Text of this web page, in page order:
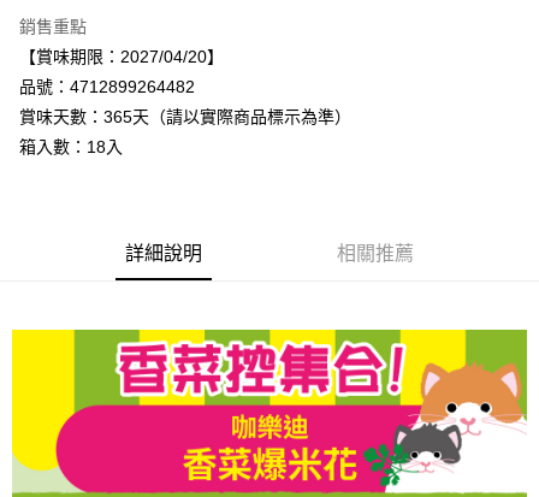
Google Pay
全盈+PAY
AFTEE先享後付
相關說明
１．簡單：不需註冊會員、不需綁卡、不需儲值。
２．便利：只要手機號碼，簡訊認證，即可結帳。
３．安心：先確認商品／服務後，再付款。
【「AFTEE先享後付」結帳流程】
１．於結帳方式選擇「AFTEE先享後付」後，將跳轉至「AFTEE先享後付」
結帳頁面，進行簡訊認證並確認金額後，即可完成結帳。
２．訂單成立數日內，您將收到繳費通知簡訊。
３．收到繳費通知簡訊後14天內，點擊此簡訊中的連結，可透過四大超商／
ATM／網路銀行／等多元方式進行付款，方視為交易完成。
※ 請注意：結帳手續完成當下不需立刻繳費，但若您需要取消訂單，請聯絡
購買商品的店家。未經商家同意取消之訂單仍視為有效，需透過AFTEE先享
每筆NT$120，滿NT$899(含以上)免運費
銷售重點
【賞味期限：2027/04/20】
品號：4712899264482
賞味天數：365天（請以實際商品標示為準）
箱入數：18入
詳細說明 相關推薦